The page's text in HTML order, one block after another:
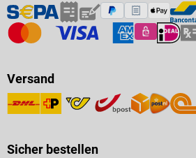
Versand
Sicher bestellen